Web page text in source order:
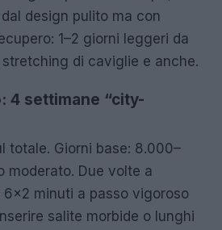
design pulito ma con
1–2 giorni leggeri da
di caviglie e anche.
4 settimane “city-
totale. Giorni base: 8.000–
moderato. Due volte a
minuti a passo vigoroso
salite morbide o lunghi